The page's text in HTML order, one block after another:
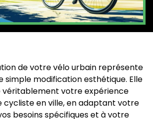
de votre vélo urbain représente
simple modification esthétique. Elle
votre expérience
cycliste en ville, en adaptant votre
besoins spécifiques et à votre